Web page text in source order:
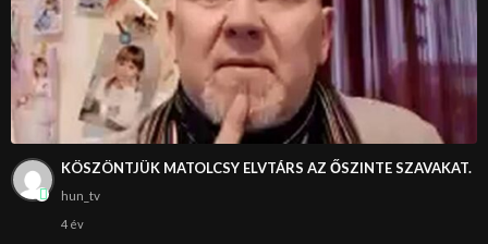
KÖSZÖNTJÜK MATOLCSY ELVTÁRS AZ ŐSZINTE SZAVAKAT.
hun_tv
4 év